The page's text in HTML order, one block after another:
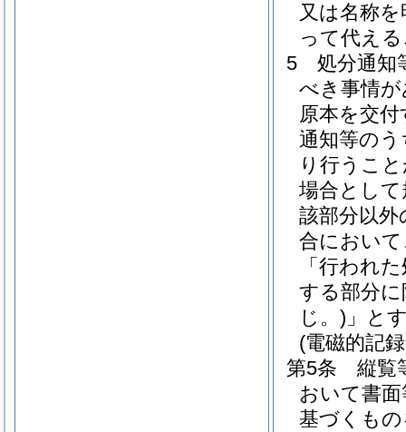
又は名称
って代え
5
処分通知
べき事情
原本を交
通知等のう
り行うこ
場合とし
該部分以
合において
「行われ
する部分
じ。) 」と
(電磁的記
第5条
縦覧
おいて書
基づくも